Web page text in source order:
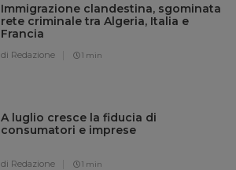
Immigrazione clandestina, sgominata
rete criminale tra Algeria, Italia e
Francia
di Redazione 1 min
A luglio cresce la fiducia di
consumatori e imprese
di Redazione 1 min